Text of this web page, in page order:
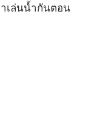
เล่นน้ำกันตอน